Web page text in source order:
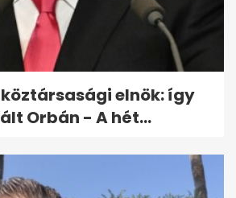
elnök: így
Orbán - A hét...